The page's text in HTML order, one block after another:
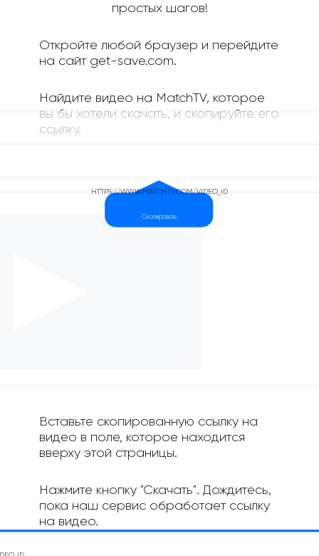
простых шагов!
Откройте любой браузер и перейдите
на сайт get-save.com.
Найдите видео на MatchTV, которое
вы бы хотели скачать, и скопируйте его
ссылку.
Вставьте скопированную ссылку на
видео в поле, которое находится
вверху этой страницы.
Нажмите кнопку "Скачать". Дождитесь,
пока наш сервис обработает ссылку
на видео.